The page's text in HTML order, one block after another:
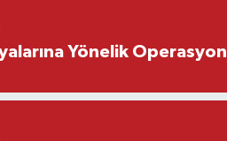
Yönelik Operasyon